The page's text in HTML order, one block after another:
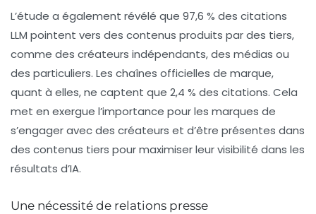
L’étude a également révélé que 97,6 % des citations
LLM pointent vers des contenus produits par des tiers,
comme des créateurs indépendants, des médias ou
des particuliers. Les chaînes officielles de marque,
quant à elles, ne captent que 2,4 % des citations. Cela
met en exergue l’importance pour les marques de
s’engager avec des créateurs et d’être présentes dans
des contenus tiers pour maximiser leur visibilité dans les
résultats d’IA.
Une nécessité de relations presse